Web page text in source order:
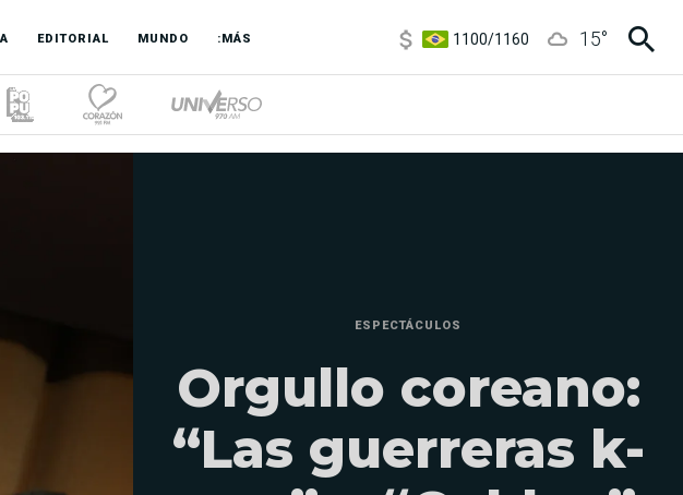
EDITORIAL MUNDO :MÁS
1100/1160
15°
ESPECTÁCULOS
Orgullo coreano:
“Las guerreras k-